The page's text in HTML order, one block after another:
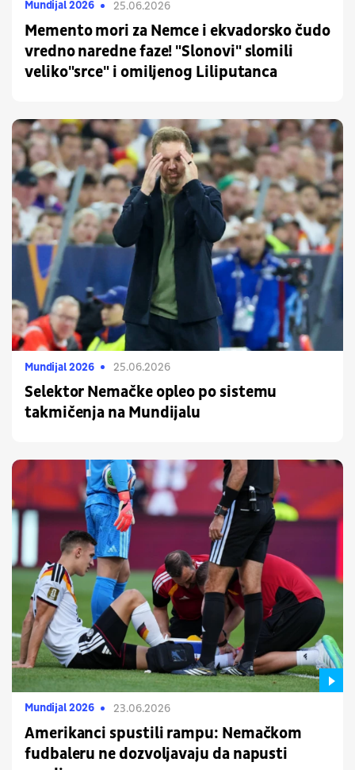
Mundijal 2026 25.06.2026
Memento mori za Nemce i ekvadorsko čudo
vredno naredne faze! "Slonovi" slomili
veliko"srce" i omiljenog Liliputanca
Mundijal 2026 25.06.2026
Selektor Nemačke opleo po sistemu
takmičenja na Mundijalu
Mundijal 2026 23.06.2026
Amerikanci spustili rampu: Nemačkom
fudbaleru ne dozvoljavaju da napusti